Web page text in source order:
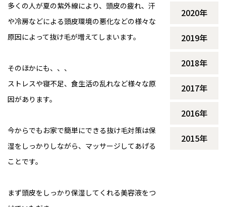
多くの人が夏の紫外線により、頭皮の疲れ、汗
や冷房などによる頭皮環境の悪化などの様々な
原因によって抜け毛が増えてしまいます。
そのほかにも、、、
ストレスや寝不足、食生活の乱れなど様々な原
因があります。
今からでもお家で簡単にできる抜け毛対策は保
湿をしっかりしながら、マッサージしてあげる
ことです。
まず頭皮をしっかり保湿してくれる美容液をつ
2020年
2019年
2018年
2017年
2016年
2015年